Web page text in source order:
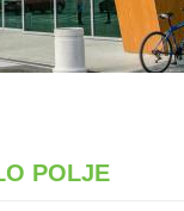
POLJE